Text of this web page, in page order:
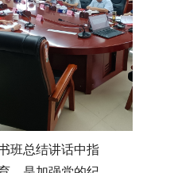
班总结讲话中指